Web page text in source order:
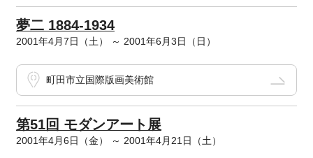
夢二 1884‐1934
2001年4月7日（土） ～ 2001年6月3日（日）
町田市立国際版画美術館
第51回 モダンアート展
2001年4月6日（金） ～ 2001年4月21日（土）